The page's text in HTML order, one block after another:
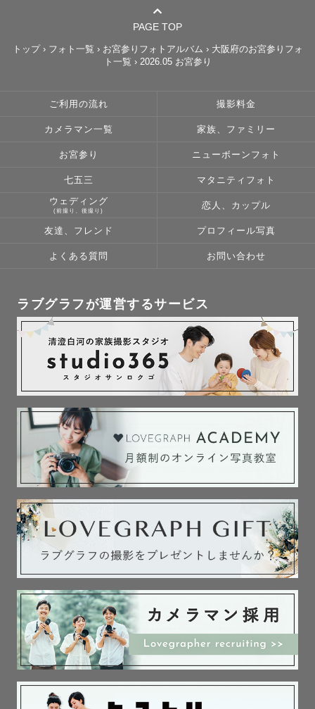
京都：平安神宮、伏見稲荷、上賀茂神社、八坂神社など
滋賀：多賀神社など
みです！撮られる大変さやお悩み、お困りごとがわかるの
お父さんとはお子さんの話、彼氏さんとは結婚式や趣味の
話などたくさんお話しして緊張が少しでもほぐれるよう撮
影しますので、
写真苦手な彼氏さん、パパもご安心ください☀️
---------もくじ---------
１、自己紹介
２、実績
４、撮影スタイル
５、撮影ジャンルご予約前の確認事項
６、ご予約前の確認事項
１、自己紹介
はじめまして！仲田匡志と申します！
鳥取出身、大阪府在住の32歳、前職はソーシャルワーカー
です。
現在2歳と0歳の子どもがおり、自身でも結婚式の前撮り
PAGE TOP
トップ› フォト一覧 › お宮参りフォトアルバム › 大阪府のお宮参りフォ
ト一覧 › 2026.05 お宮参り
ご利用の流れ 撮影料金
カメラマン一覧 家族、ファミリー
お宮参り ニューボーンフォト
七五三 マタニティフォト
ウェディング
(前撮り、後撮り)
恋人、カップル
友達、フレンド プロフィール写真
よくある質問 お問い合わせ
ラブグラフが運営するサービス